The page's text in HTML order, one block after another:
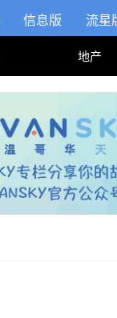
信息版 流星
地产